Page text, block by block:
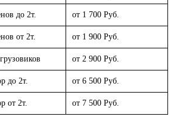
до 2т. от 1 700 Руб.
от 2т. от 1 900 Руб.
от 2 900 Руб.
до 2т. от 6 500 Руб.
от 2т. от 7 500 Руб.